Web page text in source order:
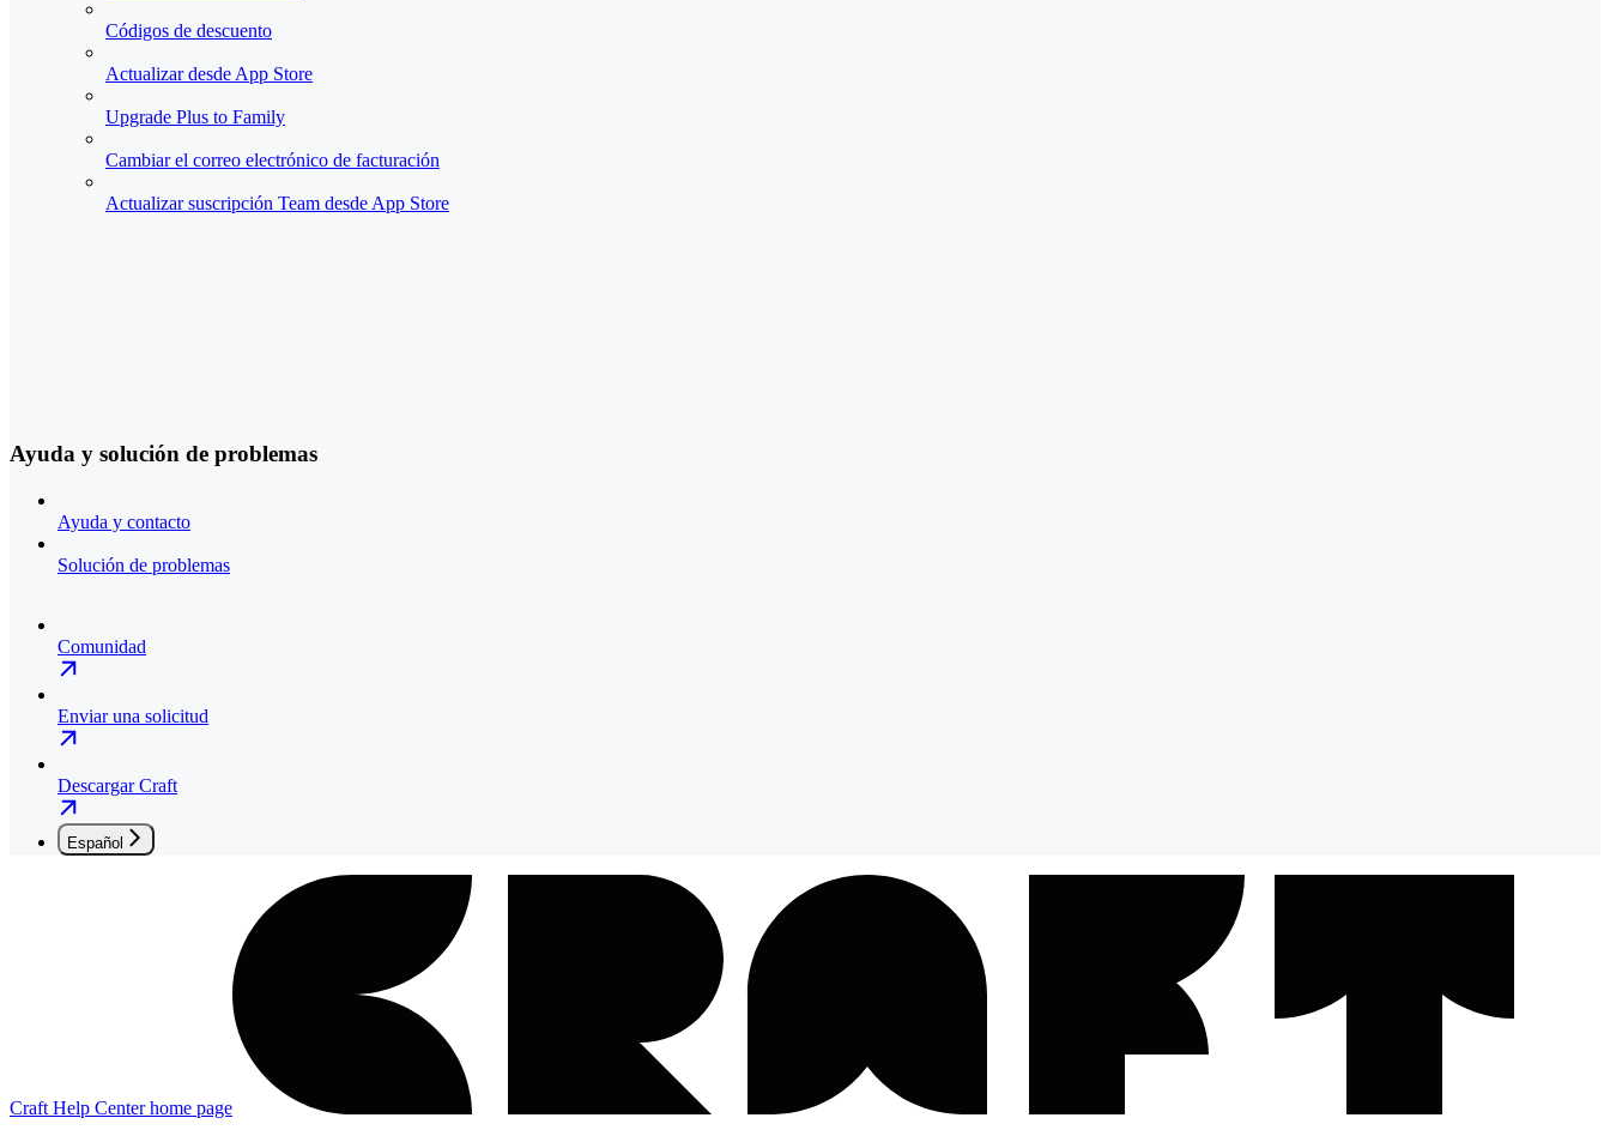
Códigos de descuento
Actualizar desde App Store
Upgrade Plus to Family
Cambiar el correo electrónico de facturación
Actualizar suscripción Team desde App Store
Ayuda y solución de problemas
Ayuda y contacto
Solución de problemas
Comunidad
Enviar una solicitud
Descargar Craft
Español
Craft Help Centerhome page